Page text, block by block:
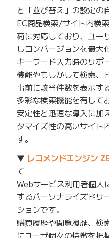
と「並び替え」の設定の
EC商品検索/サイト内検
荷に対応しており、ユー
しコンバージョンを最大
キーワード入力時のサポ
機能やもしかして検索、
事前に該当件数を表示す
多彩な検索機能を有して
安定性と迅速な導入に加
タマイズ性の高いサイト
す。
▼ レコメンドエンジン
て
Webサービス利用者個人
するパーソナライズドサ
ションです。
購買履歴や閲覧履歴、検
にユーザ個々の特徴を把